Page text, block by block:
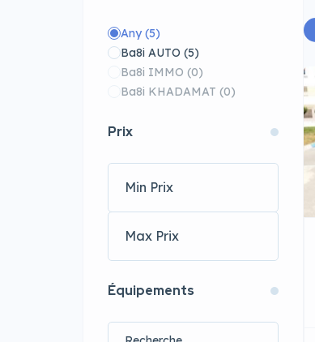
Any(5)
Ba8i AUTO (5)
Ba8i IMMO (0)
Ba8i KHADAMAT (0)
Prix
Équipements